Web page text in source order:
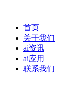
首页
关于我们
ai资讯
ai应用
联系我们